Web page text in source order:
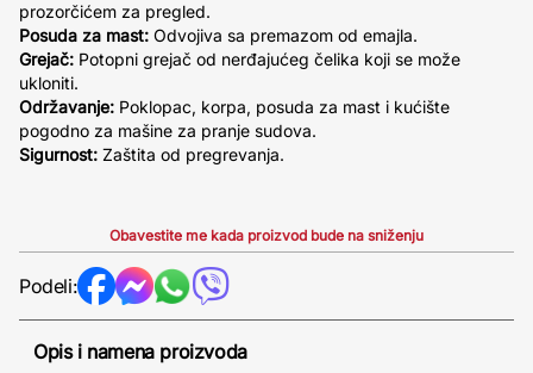
prozorčićem za pregled.
Posuda za mast: Odvojiva sa premazom od emajla.
Grejač: Potopni grejač od nerđajućeg čelika koji se može
ukloniti.
Održavanje: Poklopac, korpa, posuda za mast i kućište
pogodno za mašine za pranje sudova.
Sigurnost: Zaštita od pregrevanja.
Obavestite me kada proizvod bude na sniženju
Podeli:
Opis i namena proizvoda